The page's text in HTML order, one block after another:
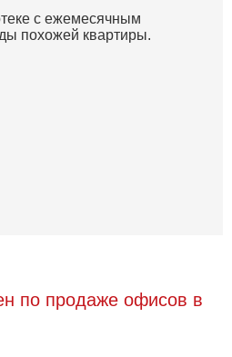
с ежемесячным
похожей квартиры.
по продаже офисов в